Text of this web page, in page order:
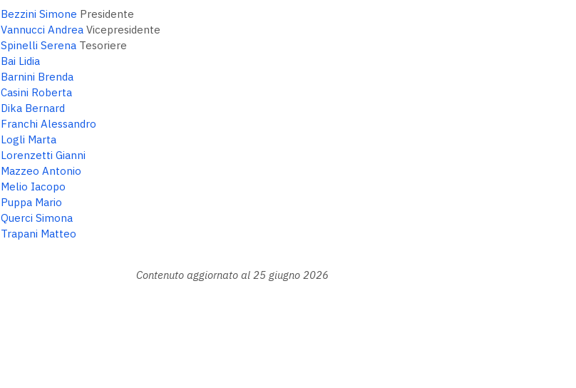
Bezzini Simone Presidente
Vannucci Andrea Vicepresidente
Spinelli Serena Tesoriere
Bai Lidia
Barnini Brenda
Casini Roberta
Dika Bernard
Franchi Alessandro
Logli Marta
Lorenzetti Gianni
Mazzeo Antonio
Melio Iacopo
Puppa Mario
Querci Simona
Trapani Matteo
Contenuto aggiornato al 25 giugno 2026